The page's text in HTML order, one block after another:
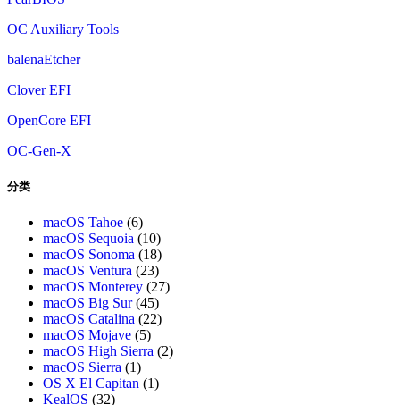
OC Auxiliary Tools
balenaEtcher
Clover EFI
OpenCore EFI
OC-Gen-X
分类
macOS Tahoe (6)
macOS Sequoia (10)
macOS Sonoma (18)
macOS Ventura (23)
macOS Monterey (27)
macOS Big Sur(45)
macOS Catalina (22)
macOS Mojave (5)
macOS High Sierra (2)
macOS Sierra (1)
OS X El Capitan (1)
KealOS (32)